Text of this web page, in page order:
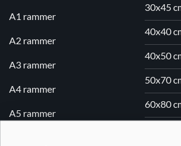
A1 rammer
A2 rammer
A3 rammer
A4 rammer
A5 rammer
30x45
40x40
40x50
50x70
60x80